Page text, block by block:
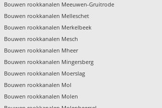
Bouwen rookkanalen Meeuwen-Gruitrode
Bouwen rookkanalen Melleschet
Bouwen rookkanalen Merkelbeek
Bouwen rookkanalen Mesch
Bouwen rookkanalen Mheer
Bouwen rookkanalen Mingersberg
Bouwen rookkanalen Moerslag
Bouwen rookkanalen Mol
Bouwen rookkanalen Molen